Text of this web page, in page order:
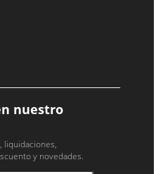
nuestro
liquidaciones,
y novedades.